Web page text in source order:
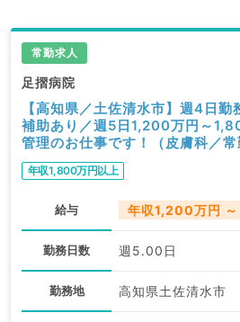
常勤求人
足摺病院
【高知県／土佐清水市】週4日
補助あり／週5日1,200万円～
管理のお仕事です！（皮膚科／常
年収1,800万円以上
給与 年収1,200万円
勤務日数 週5.00日
勤務地 高知県土佐清水市